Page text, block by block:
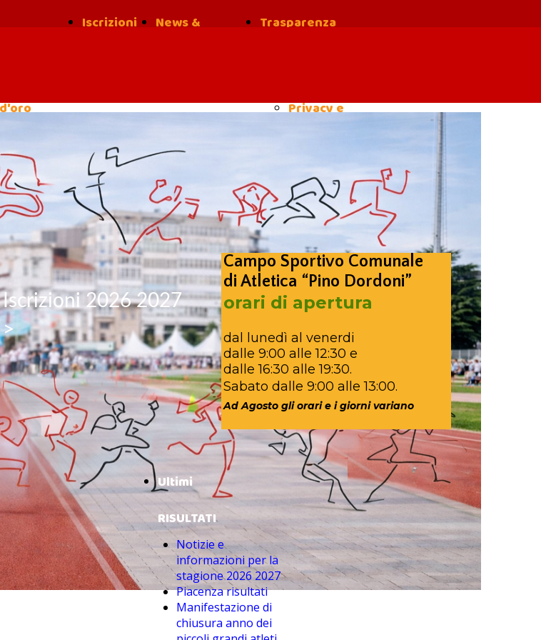
Iscrizioni
News &
Trasparenza
Privacy e
Campo Sportivo Comunale
di Atletica “Pino Dordoni”
orari di apertura
dal lunedì al venerdi
dalle 9:00 alle 12:30 e
dalle 16:30 alle 19:30.
Sabato dalle 9:00 alle 13:00.
Ad Agosto gli orari e i giorni variano
Iscrizioni 2026 2027
>
Ultimi
RISULTATI
Notizie e
informazioni per la
stagione 2026 2027
Piacenza risultati
Manifestazione di
chiusura anno dei